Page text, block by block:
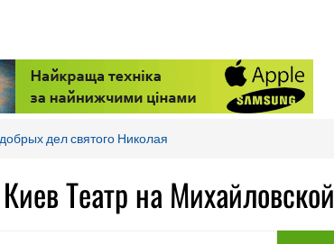
дел святого Николая
Театр на Михайловской